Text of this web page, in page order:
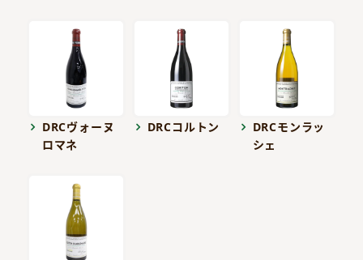
DRCヴォーヌ
ロマネ
DRCコルトン
DRCモンラッ
シェ